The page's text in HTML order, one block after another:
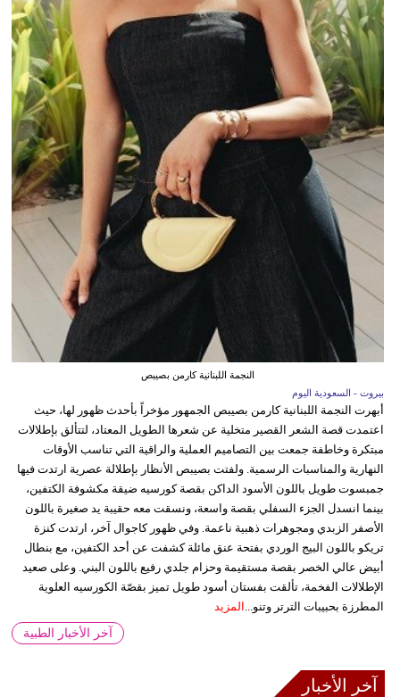
النجمة اللبنانية كارمن بصيبص
بيروت - السعودية اليوم
أبهرت النجمة اللبنانية كارمن بصيبص الجمهور مؤخراً بأحدث ظهور لها، حيث
اعتمدت قصة الشعر القصير متخلية عن شعرها الطويل المعتاد، لتتألق بإطلالات
مبتكرة وخاطفة جمعت بين التصاميم العملية والراقية التي تناسب الأوقات
النهارية والمناسبات الرسمية. ولفتت بصيبص الأنظار بإطلالة عصرية ارتدت فيها
جمبسوت طويل باللون الأسود الداكن بقصة كورسيه ضيقة مكشوفة الكتفين،
بينما انسدل الجزء السفلي بقصة واسعة، ونسقت معه حقيبة يد صغيرة باللون
الأصفر الزبدي ومجوهرات ذهبية ناعمة. وفي ظهور كاجوال آخر، ارتدت كنزة
تريكو باللون البيج الوردي بفتحة عنق مائلة كشفت عن أحد الكتفين، مع بنطال
أبيض عالي الخصر بقصة مستقيمة وحزام جلدي رفيع باللون البني. وعلى صعيد
الإطلالات الفخمة، تألقت بفستان أسود طويل تميز بقصّة الكورسيه العلوية
المطرزة بحبيبات الترتر وتنو... المزيد
آخر الأخبار الطبية
آخر الأخبار